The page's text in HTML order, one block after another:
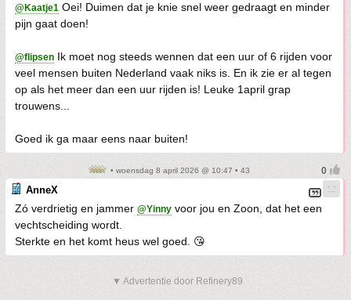
@Kaatje1 Oei! Duimen dat je knie snel weer gedraagt en minder
pijn gaat doen!
@flipsen Ik moet nog steeds wennen dat een uur of 6 rijden voor
veel mensen buiten Nederland vaak niks is. En ik zie er al tegen
op als het meer dan een uur rijden is! Leuke 1april grap
trouwens...
Goed ik ga maar eens naar buiten!
• woensdag 8 april 2026 @ 10:47 • 43
AnneX
Zó verdrietig en jammer @Yinny voor jou en Zoon, dat het een
vechtscheiding wordt.
Sterkte en het komt heus wel goed. 😘
▼ Advertentie door Refinery89